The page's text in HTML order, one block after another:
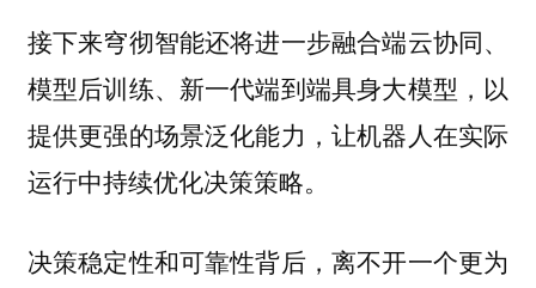
接下来穹彻智能还将进一步融合端云协同、
模型后训练、新一代端到端具身大模型，以
提供更强的场景泛化能力，让机器人在实际
运行中持续优化决策策略。
决策稳定性和可靠性背后，离不开一个更为